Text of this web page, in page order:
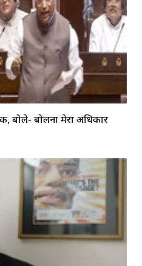
बोले- बोलना मेरा अधिकार